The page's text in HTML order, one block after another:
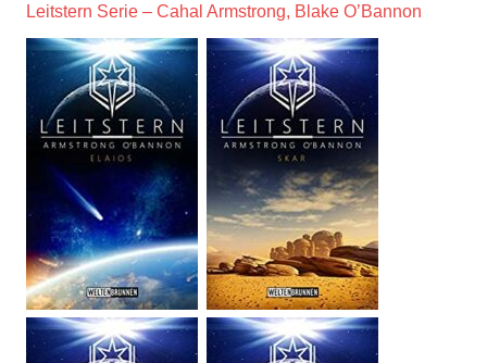
Leitstern Serie – Cahal Armstrong, Blake O’Bannon